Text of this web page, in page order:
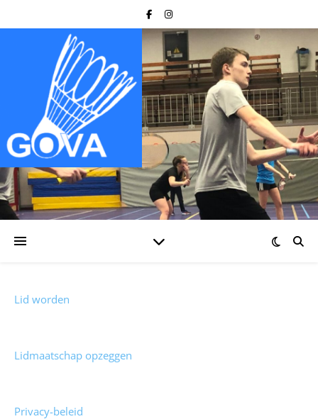
Lid worden
Lidmaatschap opzeggen
Privacy-beleid